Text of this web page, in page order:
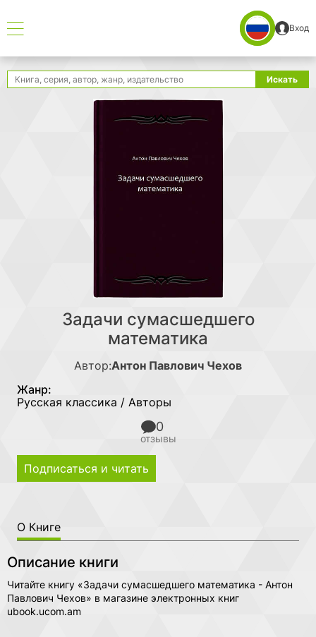
Вход
Поиск Искать
Задачи сумасшедшего
математика
Автор:Антон Павлович Чехов
Жанр:
Русская классика / Авторы
0
отзывы
Подписаться и читать
О Книге
Описание книги
Читайте книгу «Задачи сумасшедшего математика - Антон
Павлович Чехов» в магазине электронных книг
ubook.ucom.am